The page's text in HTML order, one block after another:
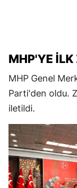
MHP'YE İLK
MHP Genel
Parti'den oldu.
iletildi.